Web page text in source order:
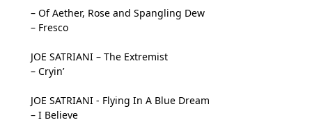
– Of Aether, Rose and Spangling Dew
– Fresco
JOE SATRIANI – The Extremist
– Cryin’
JOE SATRIANI - Flying In A Blue Dream
– I Believe